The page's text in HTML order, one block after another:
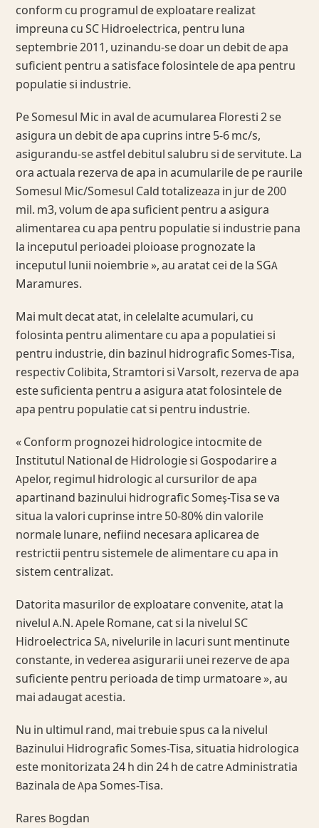
conform cu programul de exploatare realizat
impreuna cu SC Hidroelectrica, pentru luna
septembrie 2011, uzinandu-se doar un debit de apa
suficient pentru a satisface folosintele de apa pentru
populatie si industrie.
Pe Somesul Mic in aval de acumularea Floresti 2 se
asigura un debit de apa cuprins intre 5-6 mc/s,
asigurandu-se astfel debitul salubru si de servitute. La
ora actuala rezerva de apa in acumularile de pe raurile
Somesul Mic/Somesul Cald totalizeaza in jur de 200
mil. m3, volum de apa suficient pentru a asigura
alimentarea cu apa pentru populatie si industrie pana
la inceputul perioadei ploioase prognozate la
inceputul lunii noiembrie », au aratat cei de la SGA
Maramures.
Mai mult decat atat, in celelalte acumulari, cu
folosinta pentru alimentare cu apa a populatiei si
pentru industrie, din bazinul hidrografic Somes-Tisa,
respectiv Colibita, Stramtori si Varsolt, rezerva de apa
este suficienta pentru a asigura atat folosintele de
apa pentru populatie cat si pentru industrie.
« Conform prognozei hidrologice intocmite de
Institutul National de Hidrologie si Gospodarire a
Apelor, regimul hidrologic al cursurilor de apa
apartinand bazinului hidrografic Someş-Tisa se va
situa la valori cuprinse intre 50-80% din valorile
normale lunare, nefiind necesara aplicarea de
restrictii pentru sistemele de alimentare cu apa in
sistem centralizat.
Datorita masurilor de exploatare convenite, atat la
nivelul A.N. Apele Romane, cat si la nivelul SC
Hidroelectrica SA, nivelurile in lacuri sunt mentinute
constante, in vederea asigurarii unei rezerve de apa
suficiente pentru perioada de timp urmatoare », au
mai adaugat acestia.
Nu in ultimul rand, mai trebuie spus ca la nivelul
Bazinului Hidrografic Somes-Tisa, situatia hidrologica
este monitorizata 24 h din 24 h de catre Administratia
Bazinala de Apa Somes-Tisa.
Rares Bogdan